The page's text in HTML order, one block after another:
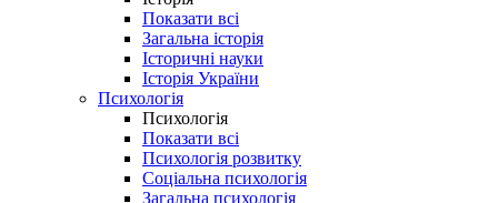
Показати всі
Загальна історія
Історичні науки
Історія України
Психологія
Психологія
Показати всі
Психологія розвитку
Соціальна психологія
Загальна психологія